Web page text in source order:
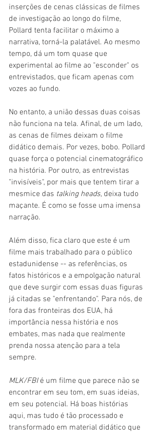
inserções de cenas clássicas de filmes
de investigação ao longo do filme,
Pollard tenta facilitar o máximo a
narrativa, torná-la palatável. Ao mesmo
tempo, dá um tom quase que
experimental ao filme ao "esconder" os
entrevistados, que ficam apenas com
vozes ao fundo.
No entanto, a união dessas duas coisas
não funciona na tela. Afinal, de um lado,
as cenas de filmes deixam o filme
didático demais. Por vezes, bobo. Pollard
quase força o potencial cinematográfico
na história. Por outro, as entrevistas
"invisíveis", por mais que tentem tirar a
mesmice das talking heads, deixa tudo
maçante. É como se fosse uma imensa
narração.
Além disso, fica claro que este é um
filme mais trabalhado para o público
estadunidense -- as referências, os
fatos históricos e a empolgação natural
que deve surgir com essas duas figuras
já citadas se "enfrentando". Para nós, de
fora das fronteiras dos EUA, há
importância nessa história e nos
embates, mas nada que realmente
prenda nossa atenção para a tela
sempre.
MLK/FBI é um filme que parece não se
encontrar em seu tom, em suas ideias,
em seu potencial. Há boas histórias
aqui, mas tudo é tão processado e
transformado em material didático que